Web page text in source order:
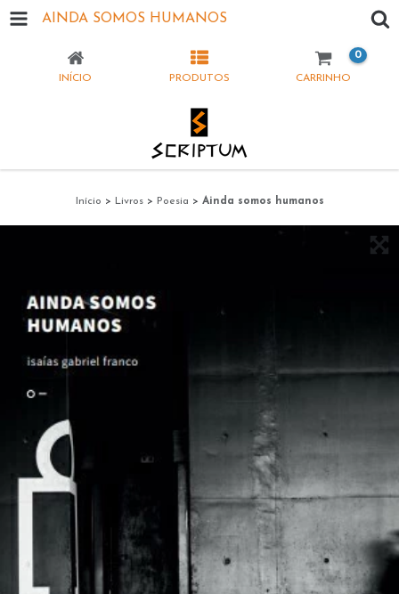
AINDA SOMOS HUMANOS
INÍCIO PRODUTOS CARRINHO
0
Início > Livros > Poesia > Ainda somos humanos